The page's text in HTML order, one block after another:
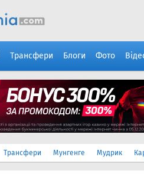
Трансфери Блоги Фото
Трансфери Мунгенге Мудрик